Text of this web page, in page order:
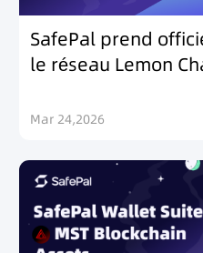
SafePal prend
le réseau Lemon
Mar 24,2026